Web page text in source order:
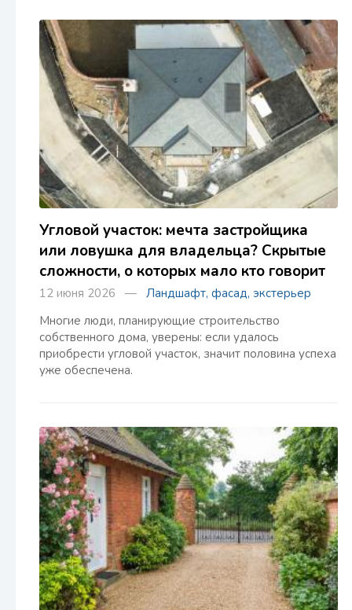
Угловой участок: мечта застройщика
или ловушка для владельца? Скрытые
сложности, о которых мало кто говорит
12 июня 2026 — Ландшафт, фасад, экстерьер
Многие люди, планирующие строительство
собственного дома, уверены: если удалось
приобрести угловой участок, значит половина успеха
уже обеспечена.